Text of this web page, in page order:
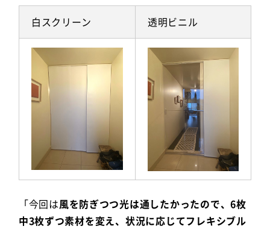
白スクリーン 透明ビニル
「今回は風を防ぎつつ光は通したかったので、6枚
中3枚ずつ素材を変え、状況に応じてフレキシブル